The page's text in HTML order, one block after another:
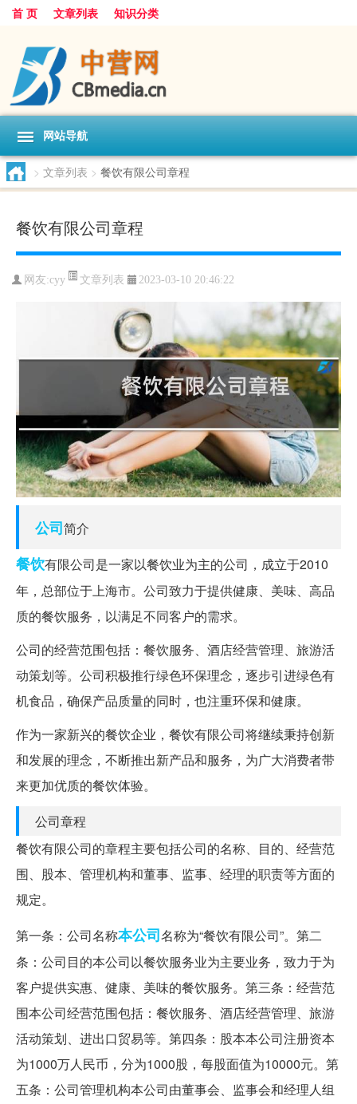
首 页 文章列表 知识分类
网站导航
> 文章列表 > 餐饮有限公司章程
餐饮有限公司章程
网友:cyy 文章列表 2023-03-10 20:46:22
公司简介
餐饮有限公司是一家以餐饮业为主的公司，成立于2010
年，总部位于上海市。公司致力于提供健康、美味、高品
质的餐饮服务，以满足不同客户的需求。
公司的经营范围包括：餐饮服务、酒店经营管理、旅游活
动策划等。公司积极推行绿色环保理念，逐步引进绿色有
机食品，确保产品质量的同时，也注重环保和健康。
作为一家新兴的餐饮企业，餐饮有限公司将继续秉持创新
和发展的理念，不断推出新产品和服务，为广大消费者带
来更加优质的餐饮体验。
公司章程
餐饮有限公司的章程主要包括公司的名称、目的、经营范
围、股本、管理机构和董事、监事、经理的职责等方面的
规定。
第一条：公司名称本公司名称为“餐饮有限公司”。第二
条：公司目的本公司以餐饮服务业为主要业务，致力于为
客户提供实惠、健康、美味的餐饮服务。第三条：经营范
围本公司经营范围包括：餐饮服务、酒店经营管理、旅游
活动策划、进出口贸易等。第四条：股本本公司注册资本
为1000万人民币，分为1000股，每股面值为10000元。第
五条：公司管理机构本公司由董事会、监事会和经理人组